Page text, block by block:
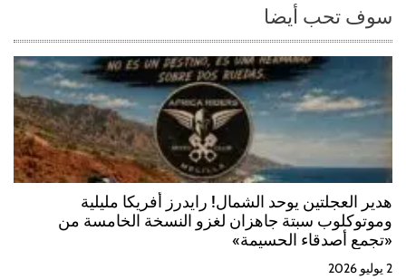
d
a
s
سوف تحب أيضا
هدير العجلتين يوحد الشمال! رايدرز أفريكا مليلية
وموتوكلوب سبتة جاهزان لغزو النسخة الخامسة من
«تجمع أصدقاء الحسيمة»
2 يوليو 2026